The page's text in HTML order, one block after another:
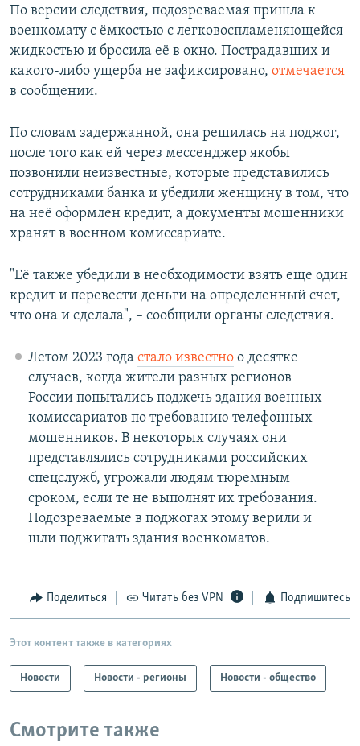
По версии следствия, подозреваемая пришла к
военкомату с ёмкостью с легковоспламеняющейся
жидкостью и бросила её в окно. Пострадавших и
какого-либо ущерба не зафиксировано, отмечается
в сообщении.
По словам задержанной, она решилась на поджог,
после того как ей через мессенджер якобы
позвонили неизвестные, которые представились
сотрудниками банка и убедили женщину в том, что
на неё оформлен кредит, а документы мошенники
хранят в военном комиссариате.
"Её также убедили в необходимости взять еще один
кредит и перевести деньги на определенный счет,
что она и сделала", – сообщили органы следствия.
Летом 2023 года стало известноо десятке
случаев, когда жители разных регионов
России попытались поджечь здания военных
комиссариатов по требованию телефонных
мошенников. В некоторых случаях они
представлялись сотрудниками российских
спецслужб, угрожали людям тюремным
сроком, если те не выполнят их требования.
Подозреваемые в поджогах этому верили и
шли поджигать здания военкоматов.
Поделиться Читать без VPN Подпишитесь
Этот контент также в категориях
Новости Новости - регионы Новости - общество
Смотрите также